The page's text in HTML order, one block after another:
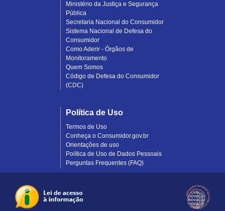
Ministério da Justiça e Segurança
Pública
Secretaria Nacional do Consumidor
Sistema Nacional de Defesa do
Consumidor
Como Aderir - Órgãos de
Monitoramento
Quem Somos
Código de Defesa do Consumidor
(CDC)
Política de Uso
Termos de Uso
Conheça o Consumidor.gov.br
Orientações de uso
Política de Uso de Dados Pessoais
Perguntas Frequentes (FAQ)